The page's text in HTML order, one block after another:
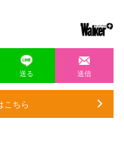
送る 送信
こちら